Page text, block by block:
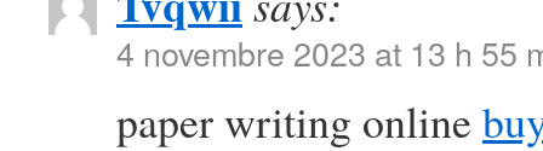
4 novembre 2023 at 13 h 55
paper writing online